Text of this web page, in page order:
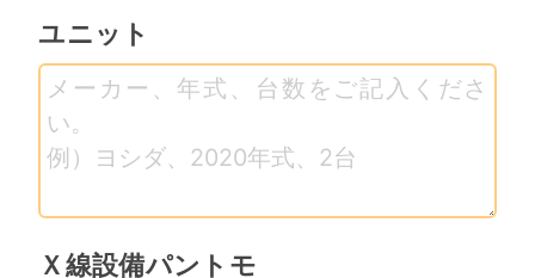
事項について、疑義等が生じた場合
には、甲乙双方信義誠実の原則に基
づき、解決するものとする。
以上の内容を証するため本書を２通
ユニット
Ｘ線設備パントモ